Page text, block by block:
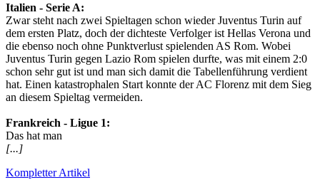
Italien‬ - ‪Serie A‬:
Zwar steht nach zwei Spieltagen schon wieder Juventus Turin auf
dem ersten Platz, doch der dichteste Verfolger ist Hellas Verona und
die ebenso noch ohne Punktverlust spielenden AS Rom. Wobei
Juventus Turin gegen Lazio Rom spielen durfte, was mit einem 2:0
schon sehr gut ist und man sich damit die Tabellenführung verdient
hat. Einen katastrophalen Start konnte der AC Florenz mit dem Sieg
an diesem Spieltag vermeiden.
Frankreich‬ - ‪Ligue 1‬:
Das hat man
[...]
Kompletter Artikel